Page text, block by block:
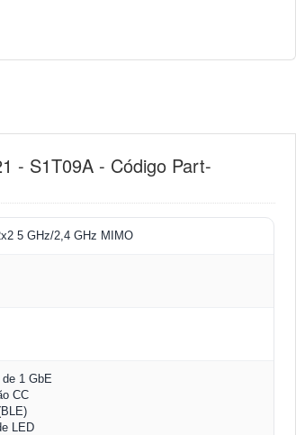
- S1T09A - Código Part-
5 GHz/2,4 GHz MIMO
1 GbE
CC
LED